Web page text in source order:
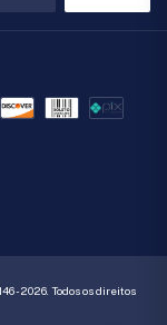
- 2026. Todos os direitos